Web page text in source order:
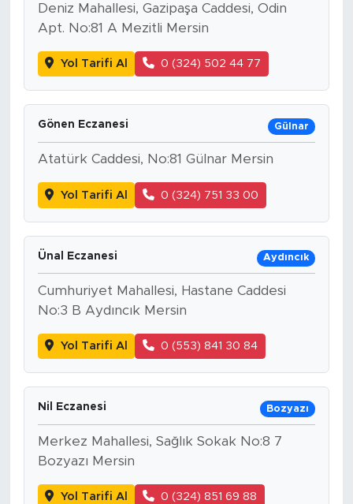
Deniz Mahallesi, Gazipaşa Caddesi, Odin
Apt. No:81 A Mezitli Mersin
Yol Tarifi Al 0 (324) 502 44 77
Gönen Eczanesi Gülnar
Atatürk Caddesi, No:81 Gülnar Mersin
Yol Tarifi Al 0 (324) 751 33 00
Ünal Eczanesi Aydıncık
Cumhuriyet Mahallesi, Hastane Caddesi
No:3 B Aydıncık Mersin
Yol Tarifi Al 0 (553) 841 30 84
Nil Eczanesi Bozyazı
Merkez Mahallesi, Sağlık Sokak No:8 7
Bozyazı Mersin
Yol Tarifi Al 0 (324) 851 69 88